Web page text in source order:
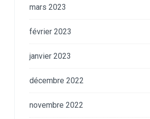
mars 2023
février 2023
janvier 2023
décembre 2022
novembre 2022